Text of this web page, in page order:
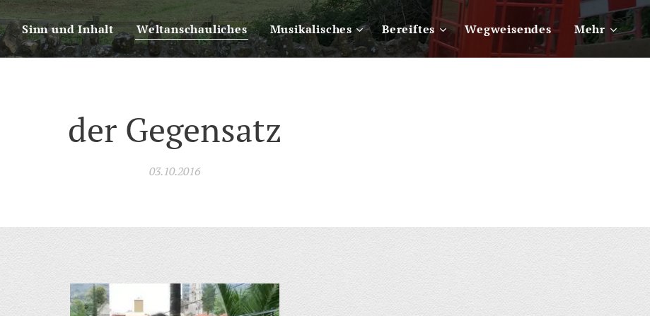
Sinn und Inhalt Weltanschauliches Musikalisches Bereiftes Wegweisendes Mehr
der Gegensatz
03.10.2016